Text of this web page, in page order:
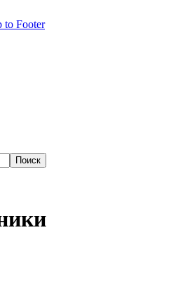
to Footer